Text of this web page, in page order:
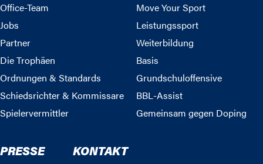
Office-Team
Jobs
Partner
Die Trophäen
Ordnungen & Standards
Schiedsrichter & Kommissare
Spielervermittler
Move Your Sport
Leistungssport
Weiterbildung
Basis
Grundschuloffensive
BBL-Assist
Gemeinsam gegen Doping
PRESSE KONTAKT